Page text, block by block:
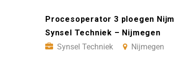
Procesoperator 3 ploegen
Synsel Techniek – Nijmegen
Synsel Techniek
Nijmegen